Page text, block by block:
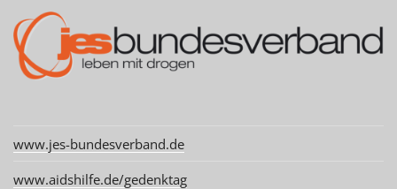
www.jes-bundesverband.de
www.aidshilfe.de/gedenktag